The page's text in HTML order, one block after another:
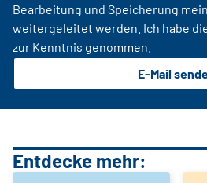
Bearbeitung und Speicherung
weitergeleitet werden. Ich habe
zur Kenntnis genommen.
E-Mail
Entdecke mehr: